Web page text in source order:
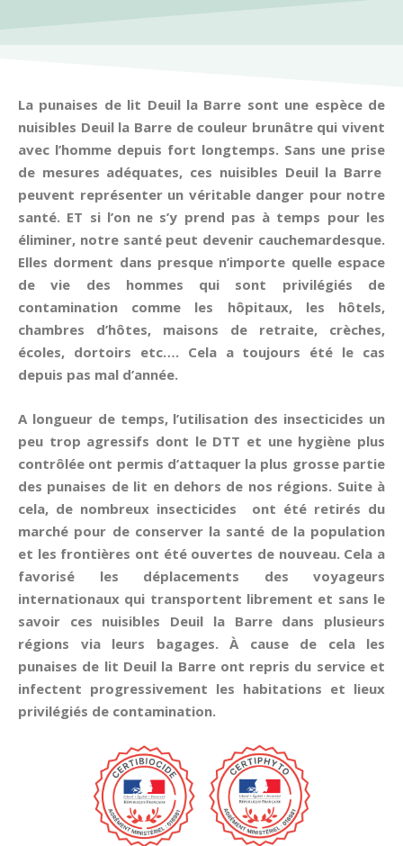
La punaises de lit Deuil la Barre sont une espèce de
nuisibles Deuil la Barre de couleur brunâtre qui vivent
avec l’homme depuis fort longtemps. Sans une prise
de mesures adéquates, ces nuisibles Deuil la Barre
peuvent représenter un véritable danger pour notre
santé. ET si l’on ne s’y prend pas à temps pour les
éliminer, notre santé peut devenir cauchemardesque.
Elles dorment dans presque n’importe quelle espace
de vie des hommes qui sont privilégiés de
contamination comme les hôpitaux, les hôtels,
chambres d’hôtes, maisons de retraite, crèches,
écoles, dortoirs etc…. Cela a toujours été le cas
depuis pas mal d’année.
A longueur de temps, l’utilisation des insecticides un
peu trop agressifs dont le DTT et une hygiène plus
contrôlée ont permis d’attaquer la plus grosse partie
des punaises de lit en dehors de nos régions. Suite à
cela, de nombreux insecticides ont été retirés du
marché pour de conserver la santé de la population
et les frontières ont été ouvertes de nouveau. Cela a
favorisé les déplacements des voyageurs
internationaux qui transportent librement et sans le
savoir ces nuisibles Deuil la Barre dans plusieurs
régions via leurs bagages. À cause de cela les
punaises de lit Deuil la Barre ont repris du service et
infectent progressivement les habitations et lieux
privilégiés de contamination.